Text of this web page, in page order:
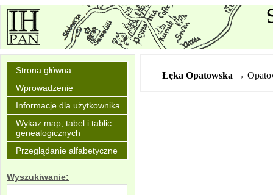
Strona główna
Wprowadzenie
Informacje dla użytkownika
Wykaz map, tabel i tablic
genealogicznych
Przeglądanie alfabetyczne
Wyszukiwanie:
Łęka Opatowska →